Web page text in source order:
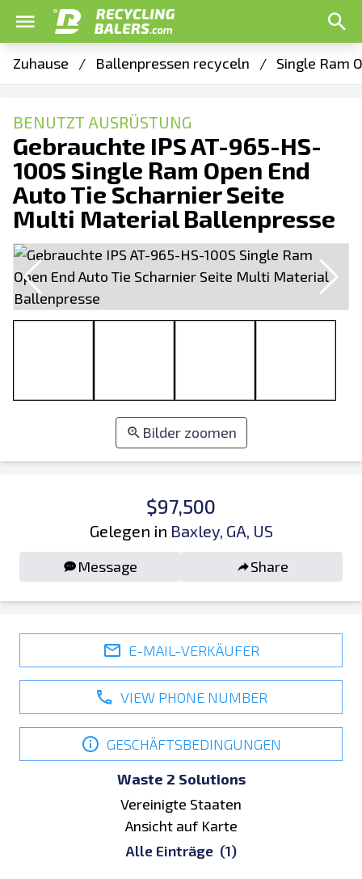
Zuhause / Ballenpressen recyceln / Single Ram
BENUTZT AUSRÜSTUNG
Gebrauchte IPS AT-965-HS-
100S Single Ram Open End
Auto Tie Scharnier Seite
Multi Material Ballenpresse
Bilder zoomen
$97,500
Gelegen in Baxley, GA, US
Message Share
E-MAIL-VERKÄUFER
VIEW PHONE NUMBER
GESCHÄFTSBEDINGUNGEN
Waste 2 Solutions
Vereinigte Staaten
Ansicht auf Karte
Alle Einträge (1)